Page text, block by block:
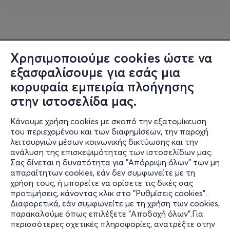
Χρησιμοποιούμε cookies ώστε να
εξασφαλίσουμε για εσάς μια
κορυφαία εμπειρία πλοήγησης
στην ιστοσελίδα μας.
Κάνουμε χρήση cookies με σκοπό την εξατομίκευση
του περιεχομένου και των διαφημίσεων, την παροχή
λειτουργιών μέσων κοινωνικής δικτύωσης και την
ανάλυση της επισκεψιμότητας των ιστοσελίδων μας.
Σας δίνεται η δυνατότητα για "Απόρριψη όλων" των μη
απαραίτητων cookies, εάν δεν συμφωνείτε με τη
χρήση τους, ή μπορείτε να ορίσετε τις δικές σας
προτιμήσεις, κάνοντας κλικ στο "Ρυθμίσεις cookies".
Διαφορετικά, εάν συμφωνείτε με τη χρήση των cookies,
παρακαλούμε όπως επιλέξετε "Αποδοχή όλων".Για
περισσότερες σχετικές πληροφορίες, ανατρέξτε στην
ανοίγει έναν ευρύτερο διάλογο γύρω από τη γυναικεία
εργασία σε διαφορετικά κοινωνικά και πολιτισμικά
περιβάλλοντα. Από τις στρίπερς της Χιλής τη δεκαετία
του 70’ έως τις μετανάστριες οικιακές εργαζόμενες στο
σύγχρονο Λίβανο, από τις εργάτριες ενός μικρού
εργαστηρίου στο Μεξικό τη δεκαετία του 80’, έως τις
οδηγούς επιβατικών Tuk-Tuk στην Ινδία του 21ου αιώνα,
οι ταινίες φωτίζουν τη συμβολή των σκηνοθετριών στη
διαμόρφωση ενός κινηματογραφικού θηλυκού
βλέμματος που εστιάζει στη βιωματική εμπειρία, τη
φροντίδα, τη συνεργασία και την κοινωνική
πραγματικότητα.
Οι θερινές προβολές συμπίπτουν με το Θερινό Σχολείο
Πληροφορίες
Υποστήριξη
Stay Connected